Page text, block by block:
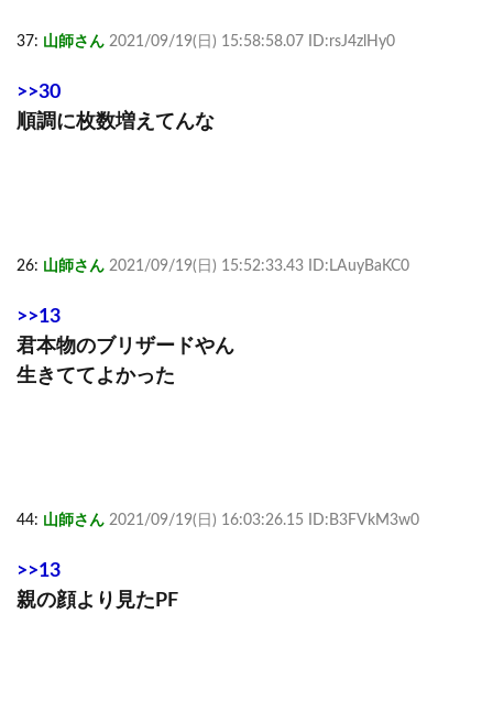
37: 山師さん 2021/09/19(日) 15:58:58.07 ID:rsJ4zlHy0
>>30
順調に枚数増えてんな
26: 山師さん 2021/09/19(日) 15:52:33.43 ID:LAuyBaKC0
>>13
君本物のブリザードやん
生きててよかった
44: 山師さん 2021/09/19(日) 16:03:26.15 ID:B3FVkM3w0
>>13
親の顔より見たPF